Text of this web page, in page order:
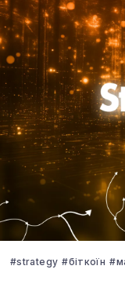
#strategy #біткоїн